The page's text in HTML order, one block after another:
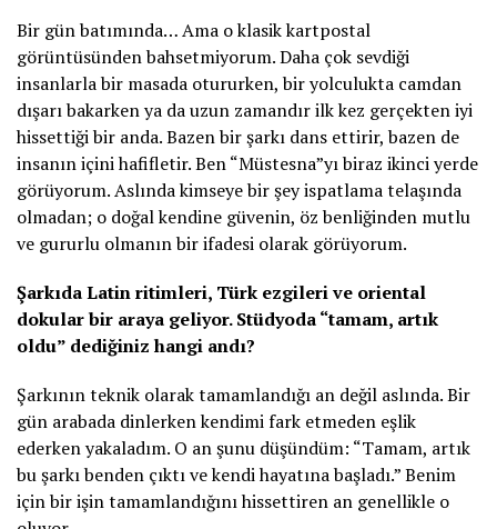
Bir gün batımında… Ama o klasik kartpostal
görüntüsünden bahsetmiyorum. Daha çok sevdiği
insanlarla bir masada otururken, bir yolculukta camdan
dışarı bakarken ya da uzun zamandır ilk kez gerçekten iyi
hissettiği bir anda. Bazen bir şarkı dans ettirir, bazen de
insanın içini hafifletir. Ben “Müstesna”yı biraz ikinci yerde
görüyorum. Aslında kimseye bir şey ispatlama telaşında
olmadan; o doğal kendine güvenin, öz benliğinden mutlu
ve gururlu olmanın bir ifadesi olarak görüyorum.
Şarkıda Latin ritimleri, Türk ezgileri ve oriental
dokular bir araya geliyor. Stüdyoda “tamam, artık
oldu” dediğiniz hangi andı?
Şarkının teknik olarak tamamlandığı an değil aslında. Bir
gün arabada dinlerken kendimi fark etmeden eşlik
ederken yakaladım. O an şunu düşündüm: “Tamam, artık
bu şarkı benden çıktı ve kendi hayatına başladı.” Benim
için bir işin tamamlandığını hissettiren an genellikle o